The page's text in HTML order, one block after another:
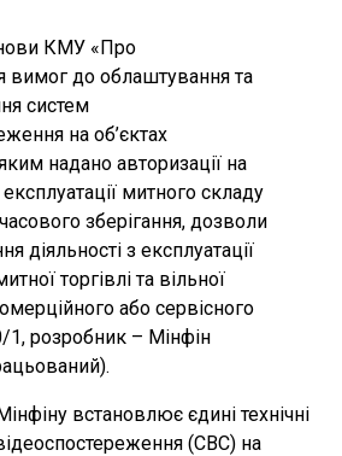
КМУ «Про
вимог до облаштування та
систем
на об’єктах
надано авторизації на
митного складу
зберігання, дозволи
діяльності з експлуатації
торгівлі та вільної
або сервісного
1, розробник – Мінфін
встановлює єдині технічні
(СВС) на